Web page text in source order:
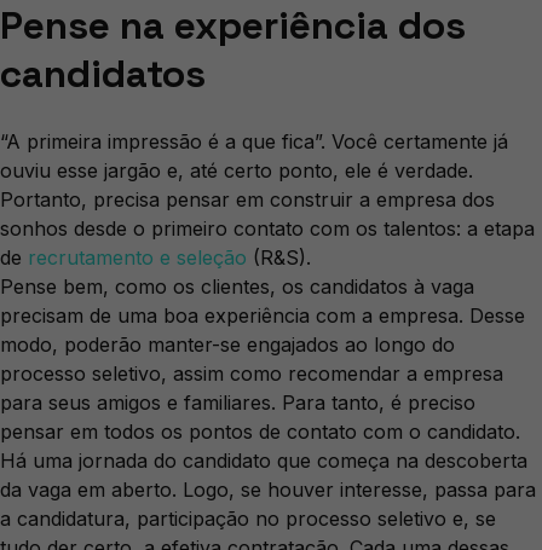
Pense na experiência dos
candidatos
“A primeira impressão é a que fica”. Você certamente já
ouviu esse jargão e, até certo ponto, ele é verdade.
Portanto, precisa pensar em construir a empresa dos
sonhos desde o primeiro contato com os talentos: a etapa
de recrutamento e seleção (R&S).
Pense bem, como os clientes, os candidatos à vaga
precisam de uma boa experiência com a empresa. Desse
modo, poderão manter-se engajados ao longo do
processo seletivo, assim como recomendar a empresa
para seus amigos e familiares. Para tanto, é preciso
pensar em todos os pontos de contato com o candidato.
Há uma jornada do candidato que começa na descoberta
da vaga em aberto. Logo, se houver interesse, passa para
a candidatura, participação no processo seletivo e, se